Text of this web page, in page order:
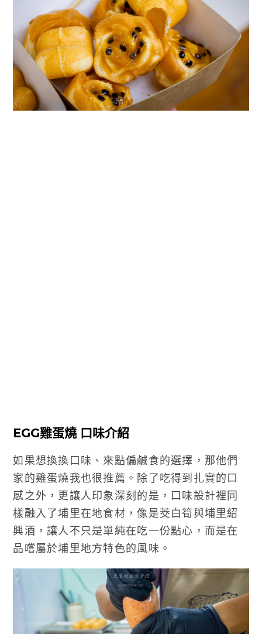
EGG雞蛋燒 口味介紹
如果想換換口味、來點偏鹹食的選擇，那他們
家的雞蛋燒我也很推薦。除了吃得到扎實的口
感之外，更讓人印象深刻的是，口味設計裡同
樣融入了埔里在地食材，像是茭白筍與埔里紹
興酒，讓人不只是單純在吃一份點心，而是在
品嚐屬於埔里地方特色的風味。